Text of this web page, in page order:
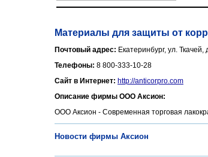
Материалы для защиты от
Почтовый адрес: Екатеринбург, ул. Ткачей,
Телефоны: 8 800-333-10-28
Сайт в Интернет: http://anticorpro.com
Описание фирмы ООО Аксион:
ООО Аксион - Современная торговая
Новости фирмы Аксион